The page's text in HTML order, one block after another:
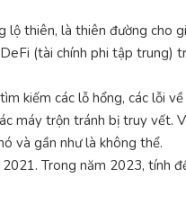
lộ thiên, là thiên đường cho
(tài chính phi tập trung)
kiếm các lỗ hổng, các lỗi
máy trộn tránh bị truy vết.
và gần như là không thể.
Trong năm 2023, tính